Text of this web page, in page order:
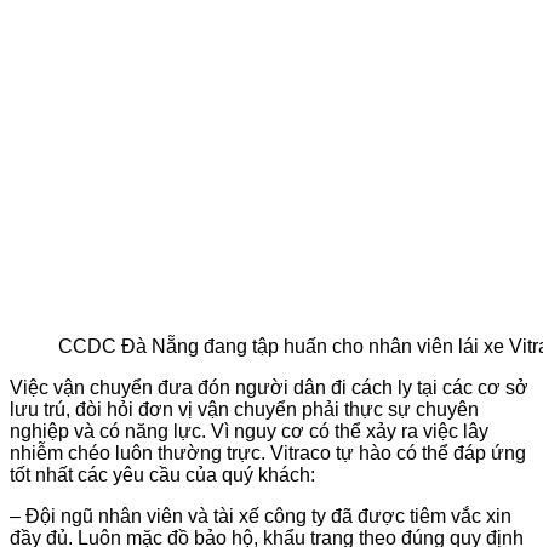
CCDC Đà Nẵng đang tập huấn cho nhân viên lái xe
Việc vận chuyển đưa đón người dân đi cách ly tại các cơ sở
lưu trú, đòi hỏi đơn vị vận chuyển phải thực sự chuyên
nghiệp và có năng lực. Vì nguy cơ có thể xảy ra việc lây
nhiễm chéo luôn thường trực. Vitraco tự hào có thể đáp ứng
tốt nhất các yêu cầu của quý khách:
– Đội ngũ nhân viên và tài xế công ty đã được tiêm vắc xin
đầy đủ. Luôn mặc đồ bảo hộ, khẩu trang theo đúng quy định